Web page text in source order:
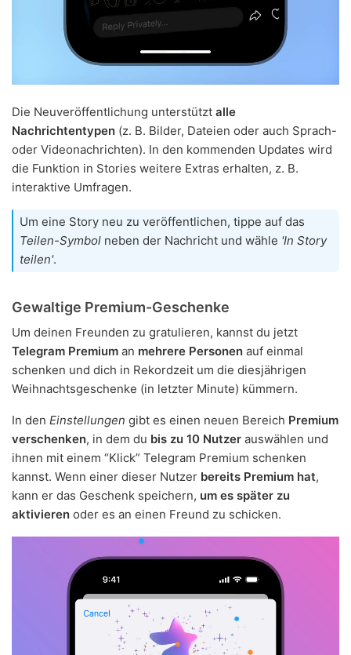
Die Neuveröffentlichung unterstützt alle
Nachrichtentypen (z. B. Bilder, Dateien oder auch Sprach-
oder Videonachrichten). In den kommenden Updates wird
die Funktion in Stories weitere Extras erhalten, z. B.
interaktive Umfragen.
Um eine Story neu zu veröffentlichen, tippe auf das
Teilen-Symbol neben der Nachricht und wähle 'In Story
teilen'.
Gewaltige Premium-Geschenke
Um deinen Freunden zu gratulieren, kannst du jetzt
Telegram Premium an mehrere Personen auf einmal
schenken und dich in Rekordzeit um die diesjährigen
Weihnachtsgeschenke (in letzter Minute) kümmern.
In den Einstellungen gibt es einen neuen Bereich Premium
verschenken, in dem du bis zu 10 Nutzer auswählen und
ihnen mit einem “Klick” Telegram Premium schenken
kannst. Wenn einer dieser Nutzer bereits Premium hat,
kann er das Geschenk speichern, um es später zu
aktivieren oder es an einen Freund zu schicken.